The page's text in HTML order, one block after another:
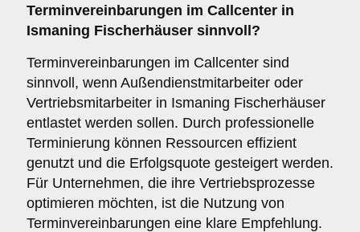
Terminvereinbarungen im Callcenter in
Ismaning Fischerhäuser sinnvoll?
Terminvereinbarungen im Callcenter sind
sinnvoll, wenn Außendienstmitarbeiter oder
Vertriebsmitarbeiter in Ismaning Fischerhäuser
entlastet werden sollen. Durch professionelle
Terminierung können Ressourcen effizient
genutzt und die Erfolgsquote gesteigert werden.
Für Unternehmen, die ihre Vertriebsprozesse
optimieren möchten, ist die Nutzung von
Terminvereinbarungen eine klare Empfehlung.